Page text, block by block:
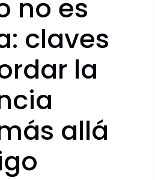
no es
claves
la
allá